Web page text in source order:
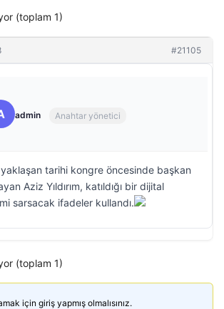
(toplam 1)
#21105
admin Anahtar yönetici
yaklaşan tarihi kongre öncesinde başkan
Aziz Yıldırım, katıldığı bir dijital
sarsacak ifadeler kullandı.
(toplam 1)
için giriş yapmış olmalısınız.